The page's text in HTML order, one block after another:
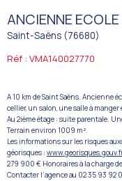
ANCIENNE ECOLE
Saint-Saëns (76680)
Réf : VMA140027770
A 10 km de Saint Saëns. Ancienne
cellier, un salon, une salle à manger
Au 2ième étage : suite parentale.
Terrain environ 1009 m².
Les informations sur les risques
géorisques :
279 900 € Honoraires à la charge
Contacter l’agence au 02 35 93 92